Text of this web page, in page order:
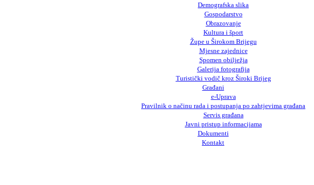
Demografska slika
Gospodarstvo
Obrazovanje
Kultura i šport
Župe u Širokom Brijegu
Mjesne zajednice
Spomen obilježja
Galerija fotografija
Turistički vodič kroz Široki Brijeg
Građani
e-Uprava
Pravilnik o načinu rada i postupanja po zahtjevima građana
Servis građana
Javni pristup informacijama
Dokumenti
Kontakt